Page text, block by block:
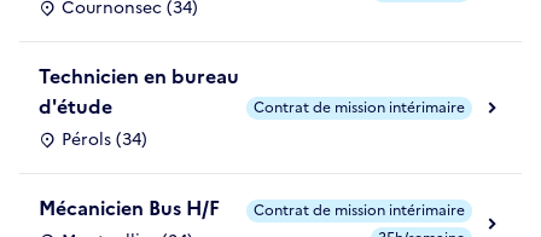
Cournonsec (34)
Technicien en bureau
d'étude
Pérols (34)
Contrat de mission intérimaire
Mécanicien Bus H/F
Contrat de mission intérimaire